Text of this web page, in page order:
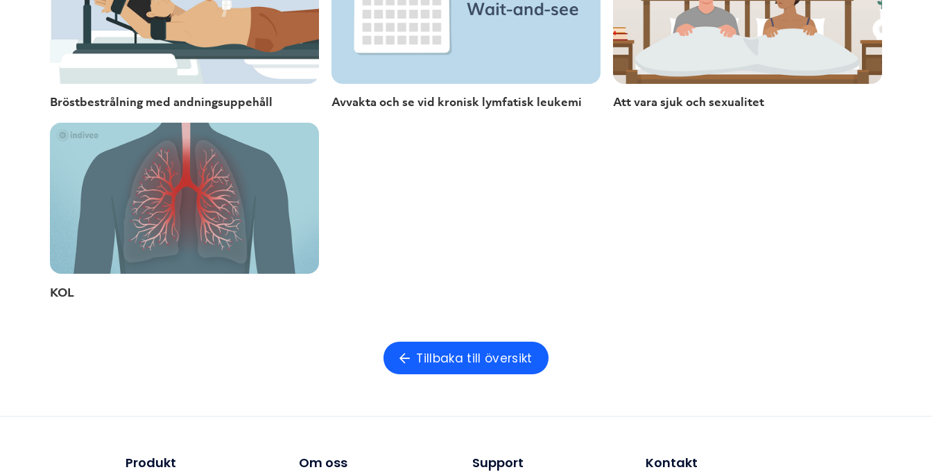
Bröstbestrålning med andningsuppehåll Avvakta och se vid kronisk lymfatisk leukemi Att vara sjuk och sexualitet
KOL
Tillbaka till översikt
Produkt Om oss Support Kontakt